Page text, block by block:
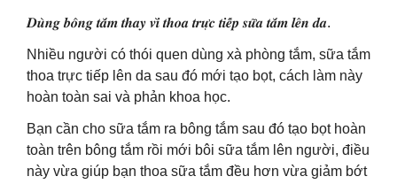
𝑫𝒖̀𝒏𝒈 𝒃𝒐̂𝒏𝒈 𝒕𝒂̆́𝒎 𝒕𝒉𝒂𝒚 𝒗𝒊̀ 𝒕𝒉𝒐𝒂 𝒕𝒓𝒖̛̣𝒄 𝒕𝒊𝒆̂́𝒑 𝒔𝒖̛̃𝒂 𝒕𝒂̆́𝒎 𝒍𝒆̂𝒏 𝒅𝒂.
Nhiều người có thói quen dùng xà phòng tắm, sữa tắm
thoa trực tiếp lên da sau đó mới tạo bọt, cách làm này
hoàn toàn sai và phản khoa học.
Bạn cần cho sữa tắm ra bông tắm sau đó tạo bọt hoàn
toàn trên bông tắm rồi mới bôi sữa tắm lên người, điều
này vừa giúp bạn thoa sữa tắm đều hơn vừa giảm bớt